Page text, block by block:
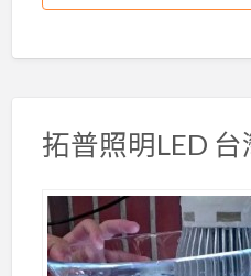
拓普照明LED 台